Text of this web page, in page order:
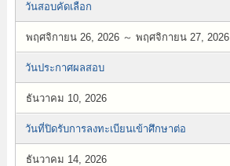
วันสอบคัดเลือก
พฤศจิกายน 26, 2026 ～ พฤศจิกายน 27, 2026
วันประกาศผลสอบ
ธันวาคม 10, 2026
วันที่ปิดรับการลงทะเบียนเข้าศึกษาต่อ
ธันวาคม 14, 2026